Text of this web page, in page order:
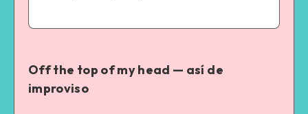
Off the top of my head — así de
improviso